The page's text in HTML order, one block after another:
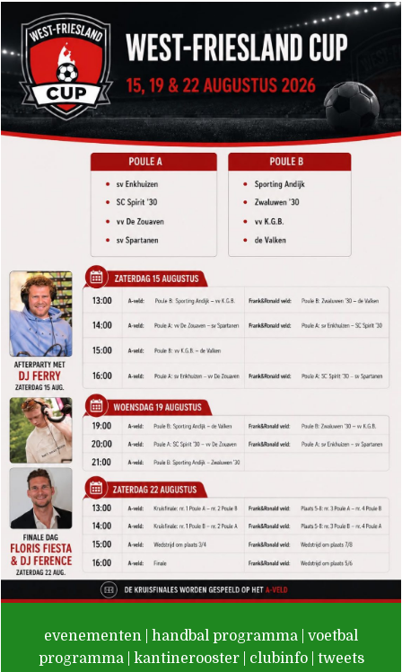
De Valken
evenementen handbal programma
voetbal
programma
kantinerooster clubinfo tweets